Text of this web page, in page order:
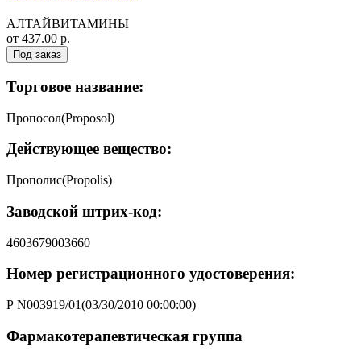
АЛТАЙВИТАМИНЫ
от 437.00 р.
Под заказ
Торговое название:
Пропосол(Proposol)
Действующее вещество:
Прополис(Propolis)
Заводской штрих-код:
4603679003660
Номер регистрационного удостоверения:
Р N003919/01(03/30/2010 00:00:00)
Фармакотерапевтическая группа